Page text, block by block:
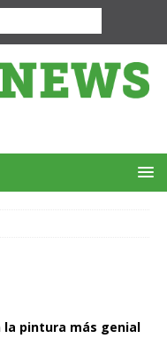
pintura más genial